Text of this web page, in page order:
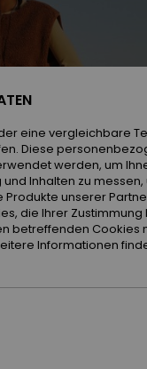
eine vergleichbare
Diese
werden, um
Inhalten zu
unserer
die Ihrer
betreffenden Cookies
Informationen